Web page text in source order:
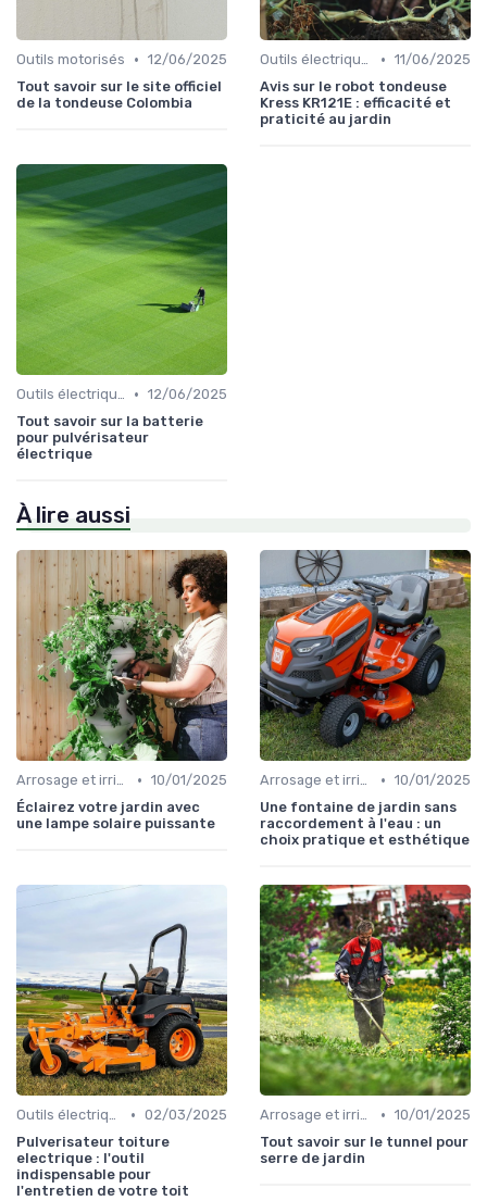
Outils motorisés • 12/06/2025
Tout savoir sur le site officiel
de la tondeuse Colombia
Outils électriques • 11/06/2025
Avis sur le robot tondeuse
Kress KR121E : efficacité et
praticité au jardin
Outils électriques • 12/06/2025
Tout savoir sur la batterie
pour pulvérisateur
électrique
À lire aussi
Arrosage et irrigation • 10/01/2025
Éclairez votre jardin avec
une lampe solaire puissante
Arrosage et irrigation • 10/01/2025
Une fontaine de jardin sans
raccordement à l'eau : un
choix pratique et esthétique
Outils électriques • 02/03/2025
Pulverisateur toiture
electrique : l'outil
indispensable pour
l'entretien de votre toit
Arrosage et irrigation • 10/01/2025
Tout savoir sur le tunnel pour
serre de jardin